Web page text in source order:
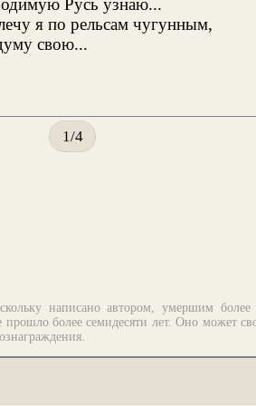
Русь узнаю...
я по рельсам чугунным,
свою...
1/4
написано автором, умершим более
более семидесяти лет. Оно может